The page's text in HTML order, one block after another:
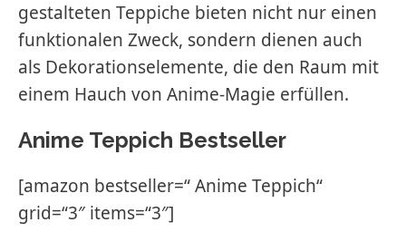
gestalteten Teppiche bieten nicht nur einen
funktionalen Zweck, sondern dienen auch
als Dekorationselemente, die den Raum mit
einem Hauch von Anime-Magie erfüllen.
Anime Teppich Bestseller
[amazon bestseller=“ Anime Teppich“
grid=“3″ items=“3″]